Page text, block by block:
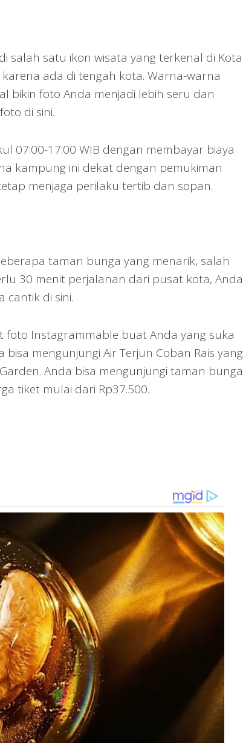
salah satu ikon wisata yang terkenal di Kota
ada di tengah kota. Warna-warna
bikin foto Anda menjadi lebih seru dan
di sini.
07:00-17:00 WIB dengan membayar biaya
kampung ini dekat dengan pemukiman
menjaga perilaku tertib dan sopan.
taman bunga yang menarik, salah
30 menit perjalanan dari pusat kota, Anda
cantik di sini.
foto Instagrammable buat Anda yang suka
mengunjungi Air Terjun Coban Rais yang
Anda bisa mengunjungi taman bunga
tiket mulai dari Rp37.500.